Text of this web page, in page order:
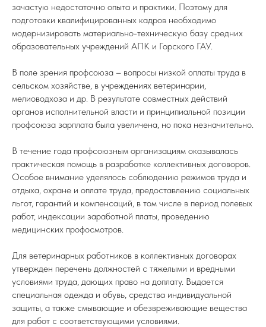
зачастую недостаточно опыта и практики. Поэтому для
подготовки квалифицированных кадров необходимо
модернизировать материально-техническую базу средних
образовательных учреждений АПК и Горского ГАУ.
В поле зрения профсоюза – вопросы низкой оплаты труда в
сельском хозяйстве, в учреждениях ветеринарии,
мелиоводхоза и др. В результате совместных действий
органов исполнительной власти и принципиальной позиции
профсоюза зарплата была увеличена, но пока незначительно.
В течение года профсоюзным организациям оказывалась
практическая помощь в разработке коллективных договоров.
Особое внимание уделялось соблюдению режимов труда и
отдыха, охране и оплате труда, предоставлению социальных
льгот, гарантий и компенсаций, в том числе в период полевых
работ, индексации заработной платы, проведению
медицинских профосмотров.
Для ветеринарных работников в коллективных договорах
утвержден перечень должностей с тяжелыми и вредными
условиями труда, дающих право на доплату. Выдается
специальная одежда и обувь, средства индивидуальной
защиты, а также смывающие и обезвреживающие вещества
для работ с соответствующими условиями.